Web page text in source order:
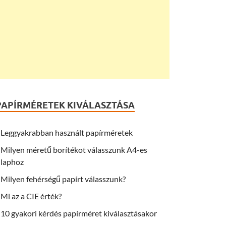
KIVÁLASZTÁSA
Leggyakrabban használt papírméretek
Milyen méretű borítékot válasszunk A4-es
laphoz
Milyen fehérségű papírt válasszunk?
Mi az a CIE érték?
10 gyakori kérdés papírméret kiválasztásakor